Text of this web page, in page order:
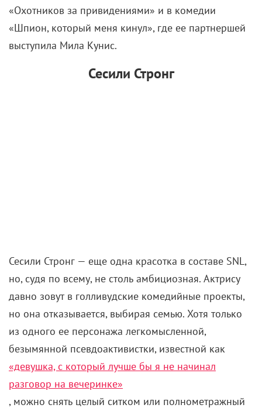
«Охотников за привидениями» и в комедии
«Шпион, который меня кинул», где ее партнершей
выступила Мила Кунис.
Сесили Стронг
Сесили Стронг — еще одна красотка в составе SNL,
но, судя по всему, не столь амбициозная. Актрису
давно зовут в голливудские комедийные проекты,
но она отказывается, выбирая семью. Хотя только
из одного ее персонажа легкомысленной,
безымянной псевдоактивистки, известной как
«девушка, с который лучше бы я не начинал
разговор на вечеринке»
, можно снять целый ситком или полнометражный